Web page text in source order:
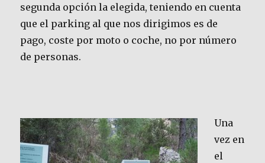
segunda opción la elegida, teniendo en cuenta
que el parking al que nos dirigimos es de
pago, coste por moto o coche, no por número
de personas.
Una
vez en
el